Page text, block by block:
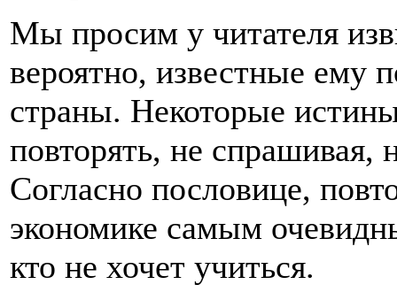
Мы просим у читателя
вероятно, известные ему
страны. Некоторые
повторять, не спрашивая,
Согласно пословице,
экономике самым
кто не хочет учиться.